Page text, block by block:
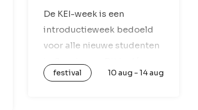
De KEI-week is een
introductieweek bedoeld
voor alle nieuwe studenten
week waarin Groningen
festival 10 aug - 14 aug